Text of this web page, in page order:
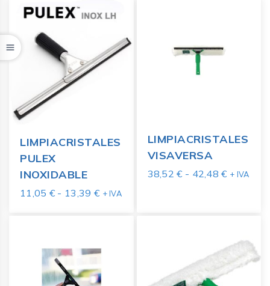
LIMPIACRISTALES
PULEX
INOXIDABLE
11,05 € - 13,39 € + IVA
LIMPIACRISTALES
VISAVERSA
38,52€ - 42,48€ + IVA